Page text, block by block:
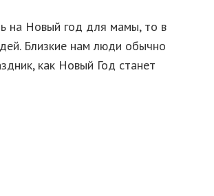
на Новый год для мамы, то в
Близкие нам люди обычно
как Новый Год станет